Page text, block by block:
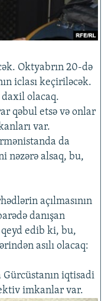
Oktyabrın 20-də
iclası keçiriləcək.
olacaq.
qəbul etsə və onlar
var.
da
nəzərə alsaq, bu,
açılmasının
danışan
edib ki, bu,
asılı olacaq:
Gürcüstanın iqtisadi
imkanlar var.